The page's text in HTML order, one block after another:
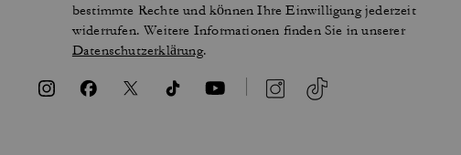
bestimmte Rechte und können Ihre Einwilligung jederzeit
widerrufen. Weitere Informationen finden Sie in unserer
Datenschutzerklärung.